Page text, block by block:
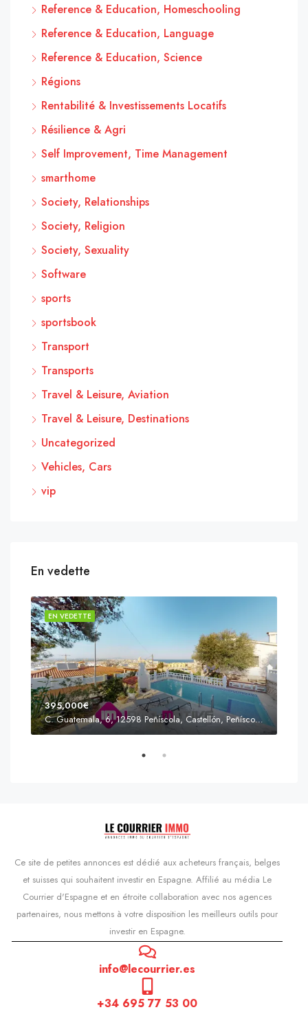
Reference & Education, Homeschooling
Reference & Education, Language
Reference & Education, Science
Régions
Rentabilité & Investissements Locatifs
Résilience & Agri
Self Improvement, Time Management
smarthome
Society, Relationships
Society, Religion
Society, Sexuality
Software
sports
sportsbook
Transport
Transports
Travel & Leisure, Aviation
Travel & Leisure, Destinations
Uncategorized
Vehicles, Cars
vip
En vedette
EN VEDETTE
395,000€
C. Guatemala, 6, 12598 Peñíscola, Castellón, Peñíscola, Communauté valencienne
Ce site de petites annonces est dédié aux acheteurs français, belges
et suisses qui souhaitent investir en Espagne. Affilié au média Le
Courrier d'Espagne et en étroite collaboration avec nos agences
partenaires, nous mettons à votre disposition les meilleurs outils pour
investir en Espagne.
info@lecourrier.es
+34 695 77 53 00